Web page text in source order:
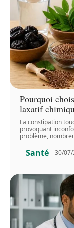
Pourquoi
laxatif
La constipation
provoquant
problème,
Santé 30/07/